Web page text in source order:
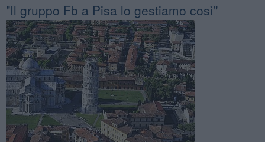
"Il gruppo Fb a Pisa lo gestiamo così"